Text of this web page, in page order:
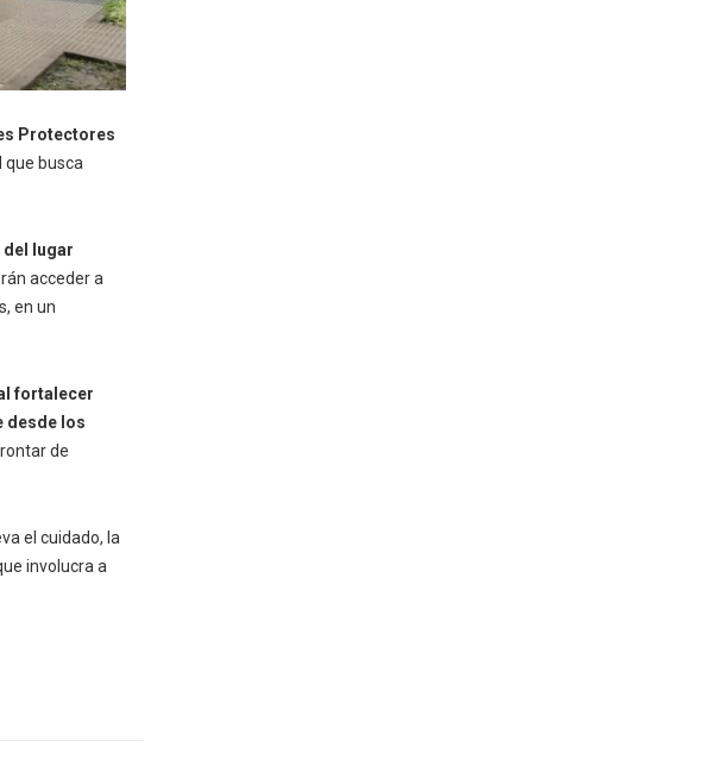
Protectores
que busca
del lugar
acceder a
en un
fortalecer
desde los
de
el cuidado, la
involucra a